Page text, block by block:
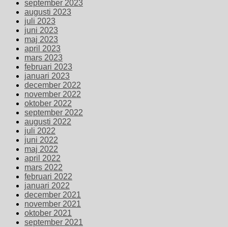
september 2023
augusti 2023
juli 2023
juni 2023
maj 2023
april 2023
mars 2023
februari 2023
januari 2023
december 2022
november 2022
oktober 2022
september 2022
augusti 2022
juli 2022
juni 2022
maj 2022
april 2022
mars 2022
februari 2022
januari 2022
december 2021
november 2021
oktober 2021
september 2021